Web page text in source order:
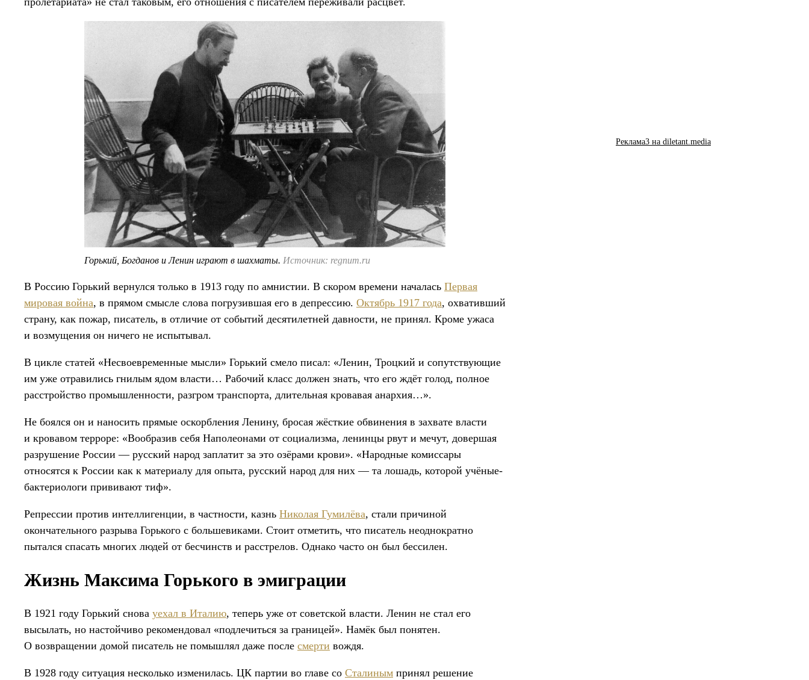
Горький, Богданов и Ленин играют в шахматы. Источник: regnum.ru
В Россию Горький вернулся только в 1913 году по амнистии. В скором времени началась Первая
мировая война, в прямом смысле слова погрузившая его в депрессию. Октябрь 1917 года, охвативший
страну, как пожар, писатель, в отличие от событий десятилетней давности, не принял. Кроме ужаса
и возмущения он ничего не испытывал.
В цикле статей «Несвоевременные мысли» Горький смело писал: «Ленин, Троцкий и сопутствующие
им уже отравились гнилым ядом власти… Рабочий класс должен знать, что его ждёт голод, полное
расстройство промышленности, разгром транспорта, длительная кровавая анархия…».
Не боялся он и наносить прямые оскорбления Ленину, бросая жёсткие обвинения в захвате власти
и кровавом терроре: «Вообразив себя Наполеонами от социализма, ленинцы рвут и мечут, довершая
разрушение России — русский народ заплатит за это озёрами крови». «Народные комиссары
относятся к России как к материалу для опыта, русский народ для них — та лошадь, которой учёные-
бактериологи прививают тиф».
Репрессии против интеллигенции, в частности, казнь Николая Гумилёва, стали причиной
окончательного разрыва Горького с большевиками. Стоит отметить, что писатель неоднократно
пытался спасать многих людей от бесчинств и расстрелов. Однако часто он был бессилен.
Жизнь Максима Горького в эмиграции
В 1921 году Горький снова уехал в Италию, теперь уже от советской власти. Ленин не стал его
высылать, но настойчиво рекомендовал «подлечиться за границей». Намёк был понятен.
О возвращении домой писатель не помышлял даже после смерти вождя.
В 1928 году ситуация несколько изменилась. ЦК партии во главе со Сталиным принял решение
Реклама3 на diletant.media